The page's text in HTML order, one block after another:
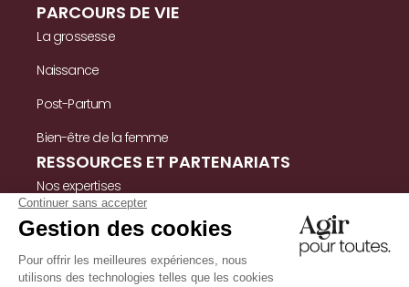
PARCOURS DE VIE
La grossesse
Naissance
Post-Partum
Bien-être de la femme
RESSOURCES ET PARTENARIATS
Nos expertises
Nos ressources
Témoignages